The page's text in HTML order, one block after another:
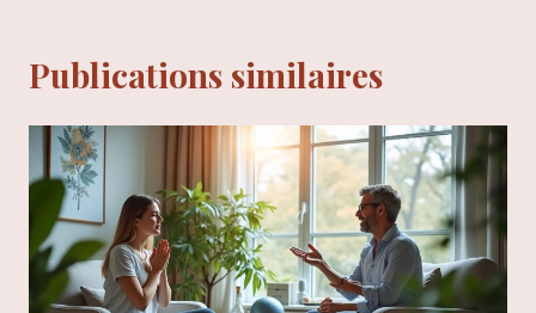
Publications similaires